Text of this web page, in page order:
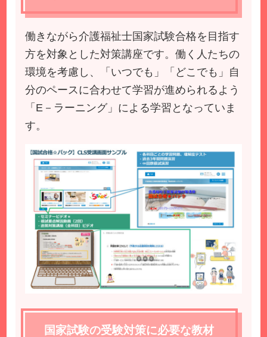
働きながら介護福祉士国家試験合格を目指す
方を対象とした対策講座です。働く人たちの
環境を考慮し、「いつでも」「どこでも」自
分のペースに合わせて学習が進められるよう
「E－ラーニング」による学習となっていま
す。
国家試験の受験対策に必要な教材